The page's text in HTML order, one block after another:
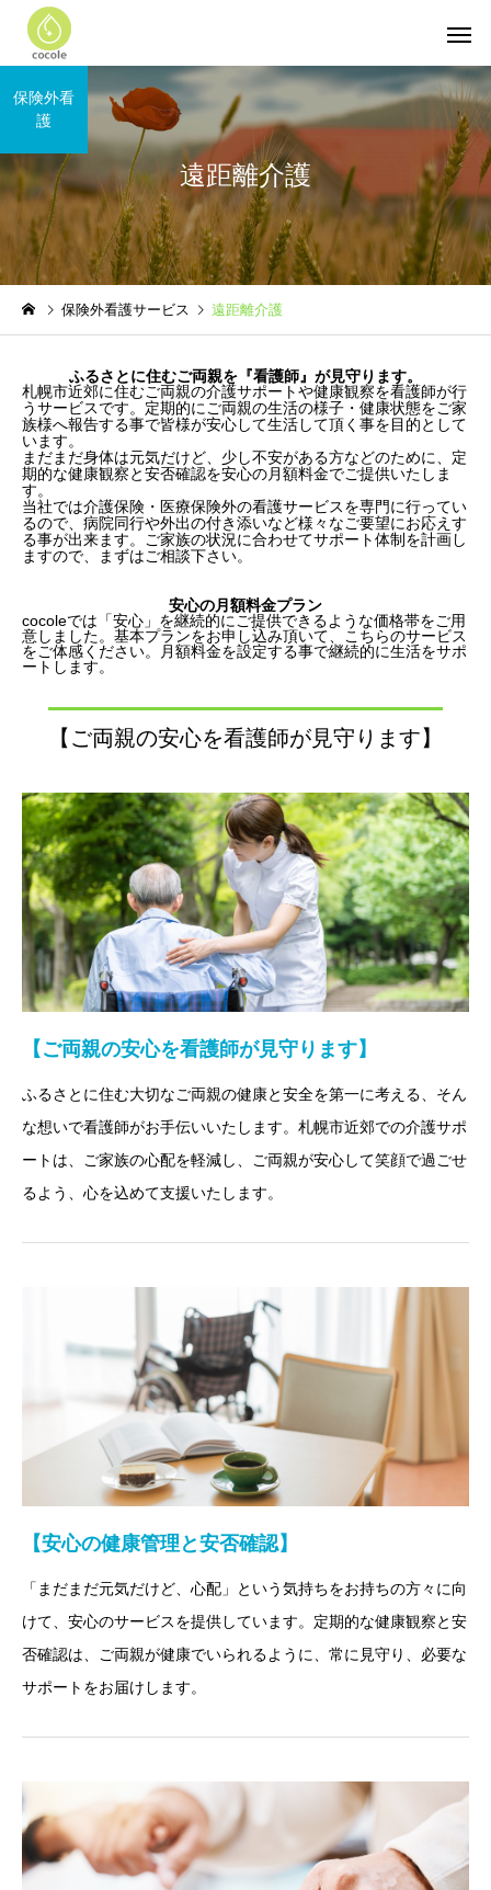
遠距離介護
保険外看
護
保険外看護サービス 遠距離介護
ふるさとに住むご両親を『看護師』が見守ります。
札幌市近郊に住むご両親の介護サポートや健康観察を看護師が行
うサービスです。定期的にご両親の生活の様子・健康状態をご家
族様へ報告する事で皆様が安心して生活して頂く事を目的として
います。
まだまだ身体は元気だけど、少し不安がある方などのために、定
期的な健康観察と安否確認を安心の月額料金でご提供いたしま
す。
当社では介護保険・医療保険外の看護サービスを専門に行ってい
るので、病院同行や外出の付き添いなど様々なご要望にお応えす
る事が出来ます。ご家族の状況に合わせてサポート体制を計画し
ますので、まずはご相談下さい。
安心の月額料金プラン
cocoleでは「安心」を継続的にご提供できるような価格帯をご用
意しました。基本プランをお申し込み頂いて、こちらのサービス
をご体感ください。月額料金を設定する事で継続的に生活をサポ
ートします。
【ご両親の安心を看護師が見守ります】
【ご両親の安心を看護師が見守ります】
ふるさとに住む大切なご両親の健康と安全を第一に考える、そん
な想いで看護師がお手伝いいたします。札幌市近郊での介護サポ
ートは、ご家族の心配を軽減し、ご両親が安心して笑顔で過ごせ
るよう、心を込めて支援いたします。
【安心の健康管理と安否確認】
「まだまだ元気だけど、心配」という気持ちをお持ちの方々に向
けて、安心のサービスを提供しています。定期的な健康観察と安
否確認は、ご両親が健康でいられるように、常に見守り、必要な
サポートをお届けします。